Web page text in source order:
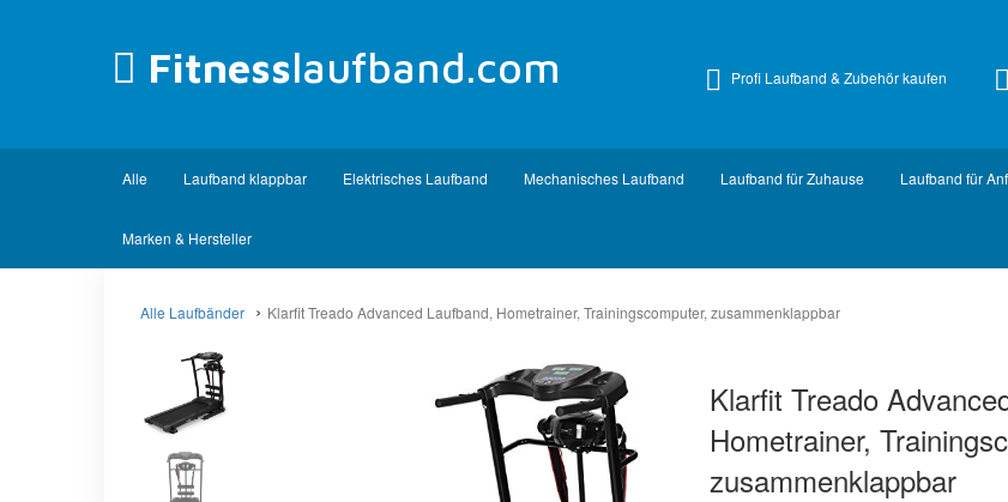
Fitnesslaufband.com Profi Laufband & Zubehör kaufen
Alle Laufband klappbar Elektrisches Laufband Mechanisches Laufband Laufband für Zuhause Laufband für
Marken & Hersteller
Alle Laufbänder Klarfit Treado Advanced Laufband, Hometrainer, Trainingscomputer, zusammenklappbar
Klarfit Treado
Hometrainer,
zusammenklappbar